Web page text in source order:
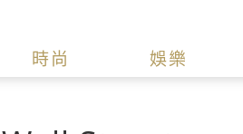
時尚 娛樂